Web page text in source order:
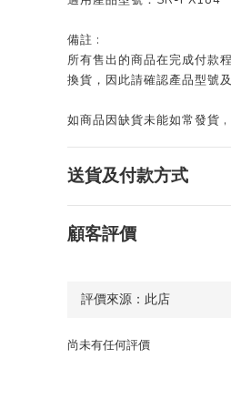
備註 :
所有售出的商品在完成付款
換貨，因此請確認產品型號
如商品因缺貨未能如常發貨 ,
送貨及付款方式
顧客評價
尚未有任何評價